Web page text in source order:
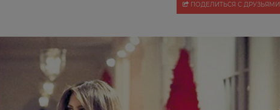
ПОДЕЛИТЬСЯ С ДРУЗЬЯМИ